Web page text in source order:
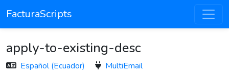
FacturaScripts
apply-to-existing-desc
Español (Ecuador) MultiEmail